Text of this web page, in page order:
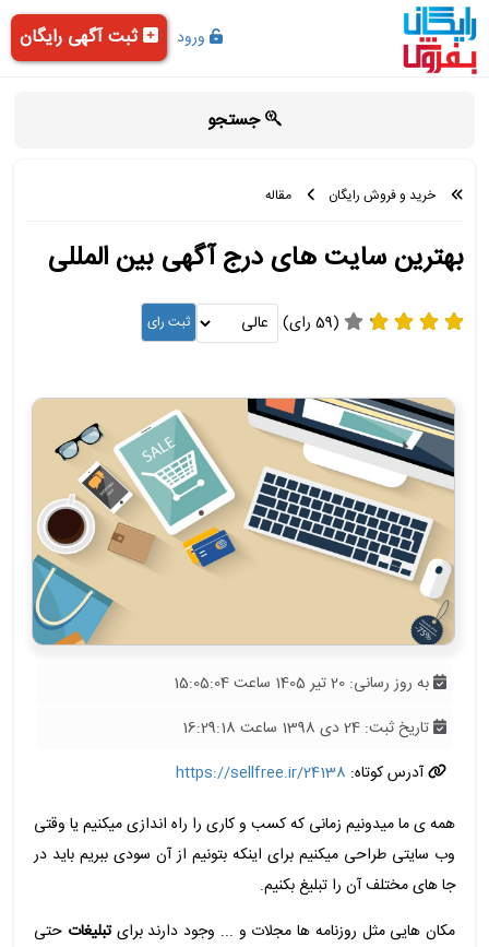
ورود ثبت آگهی رایگان
جستجو
خرید و فروش رایگان مقاله
بهترین سایت های درج آگهی بین المللی
(59 رای)
به روز رسانی: 20 تیر 1405 ساعت 15:05:04
تاریخ ثبت: 24 دی 1398 ساعت 16:29:18
آدرس کوتاه: https://sellfree.ir/24138
همه ی ما میدونیم زمانی که کسب و کاری را راه اندازی میکنیم یا وقتی
وب سایتی طراحی میکنیم برای اینکه بتونیم از آن سودی ببریم باید در
جا های مختلف آن را تبلیغ بکنیم.
مکان هایی مثل روزنامه ها مجلات و ... وجود دارند برایتبلیغات حتی